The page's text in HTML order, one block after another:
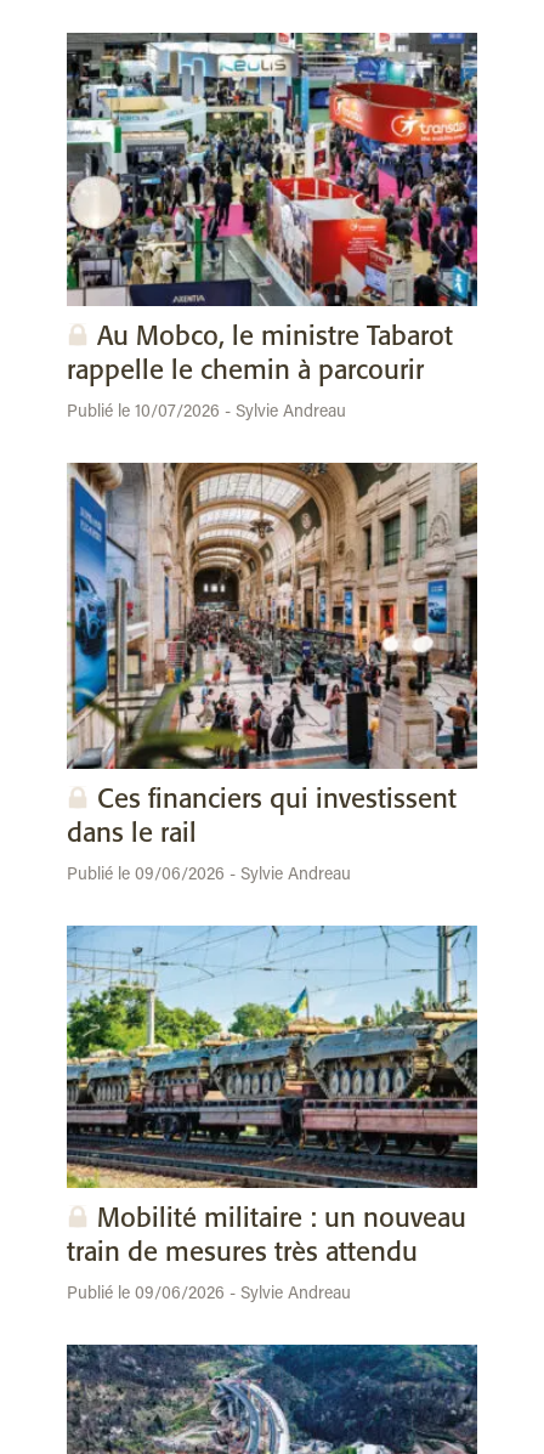
Au Mobco, le ministre Tabarot
rappelle le chemin à parcourir
Publié le 10/07/2026 - Sylvie Andreau
Ces financiers qui investissent
dans le rail
Publié le 09/06/2026 - Sylvie Andreau
Mobilité militaire : un nouveau
train de mesures très attendu
Publié le 09/06/2026 - Sylvie Andreau